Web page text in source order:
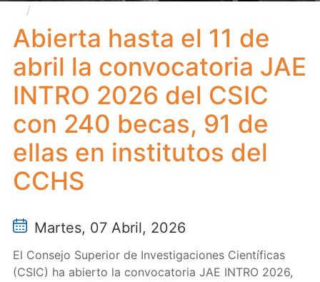
INTRO 2026 del CSIC con 240 becas, 91 de ellas en
institutos del CCHS
Abierta hasta el 11 de
abril la convocatoria JAE
INTRO 2026 del CSIC
con 240 becas, 91 de
ellas en institutos del
CCHS
Martes, 07 Abril, 2026
El Consejo Superior de Investigaciones Científicas
(CSIC) ha abierto la convocatoria JAE INTRO 2026,